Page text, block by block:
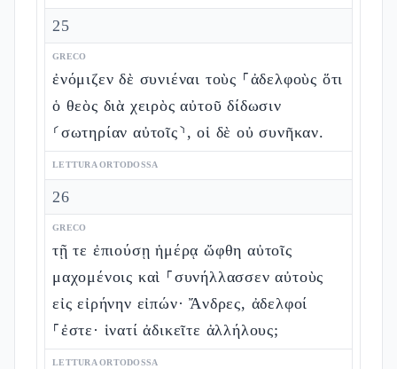
25
GRECO
ἐνόμιζεν δὲ συνιέναι τοὺς ⸀ἀδελφοὺς ὅτι
ὁ θεὸς διὰ χειρὸς αὐτοῦ δίδωσιν
⸂σωτηρίαν αὐτοῖς⸃, οἱ δὲ οὐ συνῆκαν.
LETTURA ORTODOSSA
26
GRECO
τῇ τε ἐπιούσῃ ἡμέρᾳ ὤφθη αὐτοῖς
μαχομένοις καὶ ⸀συνήλλασσεν αὐτοὺς
εἰς εἰρήνην εἰπών· Ἄνδρες, ἀδελφοί
⸀ἐστε· ἱνατί ἀδικεῖτε ἀλλήλους;
LETTURA ORTODOSSA